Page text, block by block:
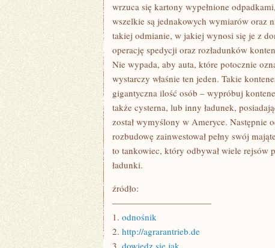
wrzuca się kartony wypełnione
wszelkie są jednakowych wymiarów oraz
takiej odmianie, w jakiej wynosi się je z
operację spedycji oraz rozładunków
Nie wypada, aby auta, które potocznie
wystarczy właśnie ten jeden. Takie
gigantyczna ilość osób – wypróbuj
także cysterna, lub inny ładunek,
został wymyślony w Ameryce. Następnie
rozbudowę zainwestował pełny swój
to tankowiec, który odbywał wiele rejsów
ładunki.
źródło:
———————————
1. odnośnik
2. http://agrarantrieb.de
3. dowiedz się jak